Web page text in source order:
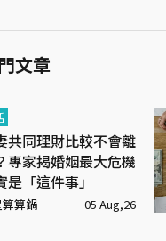
文章
共同理財比較不會離
專家揭婚姻最大危機
是「這件事」
算鍋 05 Aug,26